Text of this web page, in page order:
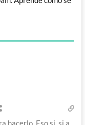
hacerlo. Eso si, si a